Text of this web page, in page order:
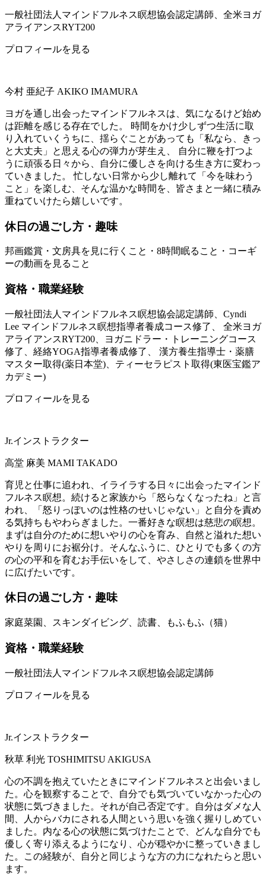
一般社団法人マインドフルネス瞑想協会認定講師、全米ヨガ
アライアンスRYT200
プロフィールを見る
今村 亜紀子 AKIKO IMAMURA
ヨガを通し出会ったマインドフルネスは、気になるけど始め
は距離を感じる存在でした。 時間をかけ少しずつ生活に取
り入れていくうちに、揺らぐことがあっても「私なら、きっ
と大丈夫」と思える心の弾力が芽生え、 自分に鞭を打つよ
うに頑張る日々から、自分に優しさを向ける生き方に変わっ
ていきました。 忙しない日常から少し離れて「今を味わう
こと」を楽しむ、そんな温かな時間を、皆さまと一緒に積み
重ねていけたら嬉しいです。
休日の過ごし方・趣味
邦画鑑賞・文房具を見に行くこと・8時間眠ること・コーギ
ーの動画を見ること
資格・職業経験
一般社団法人マインドフルネス瞑想協会認定講師、Cyndi
Lee マインドフルネス瞑想指導者養成コース修了、 全米ヨガ
アライアンスRYT200、ヨガニドラー・トレーニングコース
修了、経絡YOGA指導者養成修了、 漢方養生指導士・薬膳
マスター取得(薬日本堂)、ティーセラピスト取得(東医宝鑑ア
カデミー)
プロフィールを見る
Jr.インストラクター
高堂 麻美 MAMI TAKADO
育児と仕事に追われ、イライラする日々に出会ったマインド
フルネス瞑想。続けると家族から「怒らなくなったね」と言
われ、「怒りっぽいのは性格のせいじゃない」と自分を責め
る気持ちもやわらぎました。一番好きな瞑想は慈悲の瞑想。
まずは自分のために想いやりの心を育み、自然と溢れた想い
やりを周りにお裾分け。そんなふうに、ひとりでも多くの方
の心の平和を育むお手伝いをして、やさしさの連鎖を世界中
に広げたいです。
休日の過ごし方・趣味
家庭菜園、スキンダイビング、読書、もふもふ（猫）
資格・職業経験
一般社団法人マインドフルネス瞑想協会認定講師
プロフィールを見る
Jr.インストラクター
秋草 利光 TOSHIMITSU AKIGUSA
心の不調を抱えていたときにマインドフルネスと出会いまし
た。心を観察することで、自分でも気づいていなかった心の
状態に気づきました。それが自己否定です。自分はダメな人
間、人からバカにされる人間という思いを強く握りしめてい
ました。内なる心の状態に気づけたことで、どんな自分でも
優しく寄り添えるようになり、心が穏やかに整っていきまし
た。この経験が、自分と同じような方の力になれたらと思い
ます。